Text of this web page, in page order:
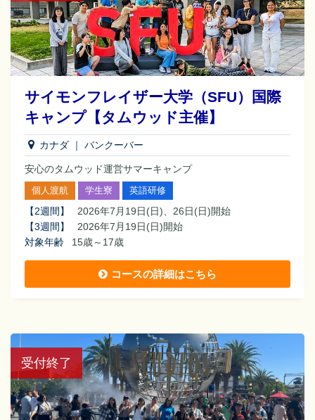
サイモンフレイザー大学（SFU）国際
キャンプ【タムウッド主催】
カナダ｜ バンクーバー
安心のタムウッド運営サマーキャンプ
個人渡航 学生寮 英語研修
【2週間 】
2026年7月19日(日)、26日(日)開始
【3週間 】
2026年7月19日(日)開始
対象年齢
15歳～17歳
コースの詳細はこちら
受付終了